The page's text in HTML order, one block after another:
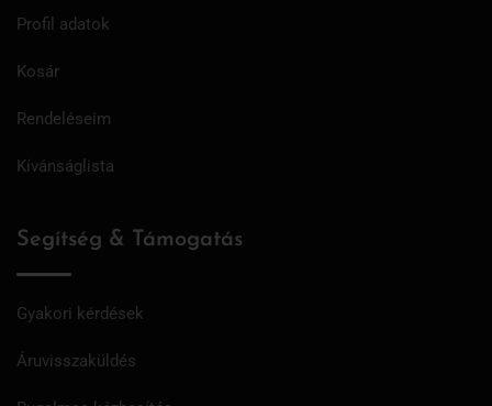
Profil adatok
Kosár
Rendeléseim
Kívánságlista
Segítség & Támogatás
Gyakori kérdések
Áruvisszaküldés